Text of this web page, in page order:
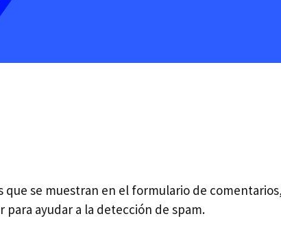
se muestran en el formulario de
ayudar a la detección de spam.